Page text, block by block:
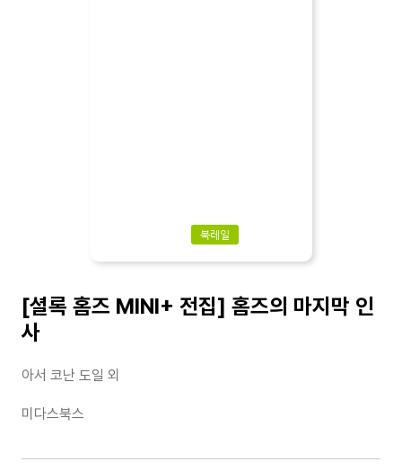
북레일
[셜록 홈즈 MINI+ 전집] 홈즈의 마지막 인
사
아서 코난 도일 외
미다스북스